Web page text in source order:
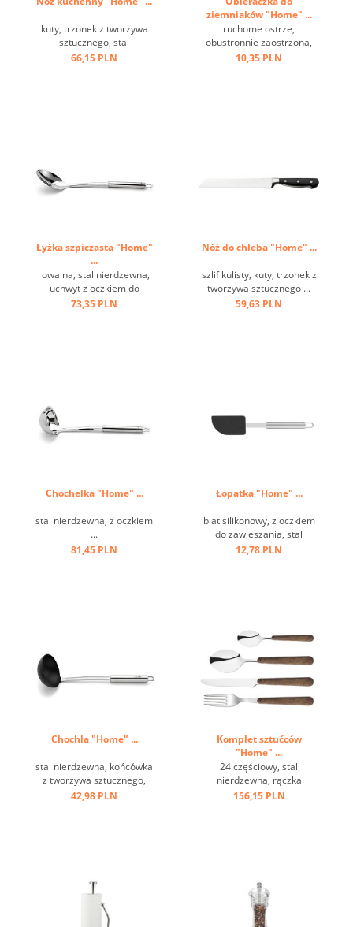
kuty, trzonek z tworzywa
sztucznego, stal
molibdenowa ...
66,15 PLN
ziemniaków "Home" ...
ruchome ostrze,
obustronnie zaostrzona,
oczko do zawieszenia, stal
10,35 PLN
Łyżka szpiczasta "Home"
...
owalna, stal nierdzewna,
uchwyt z oczkiem do
zawieszenia ...
73,35 PLN
Nóż do chleba "Home" ...
szlif kulisty, kuty, trzonek z
tworzywa sztucznego ...
59,63 PLN
Chochelka "Home" ...
stal nierdzewna, z oczkiem
...
81,45 PLN
Łopatka "Home" ...
blat silikonowy, z oczkiem
do zawieszania, stal
nierdzewna ...
12,78 PLN
Chochla "Home" ...
stal nierdzewna, końcówka
z tworzywa sztucznego,
czarna, stal nierdzewna,
42,98 PLN
Komplet sztućców
"Home" ...
24 częściowy, stal
nierdzewna, rączka
brązowa, imitacja drewna,
156,15 PLN